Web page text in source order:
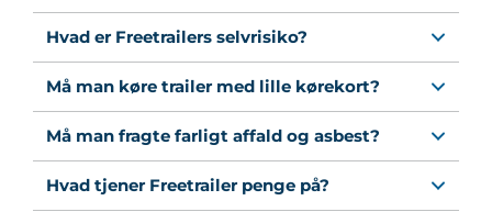
Hvad er Freetrailers selvrisiko?
Må man køre trailer med lille kørekort?
Må man fragte farligt affald og asbest?
Hvad tjener Freetrailer penge på?